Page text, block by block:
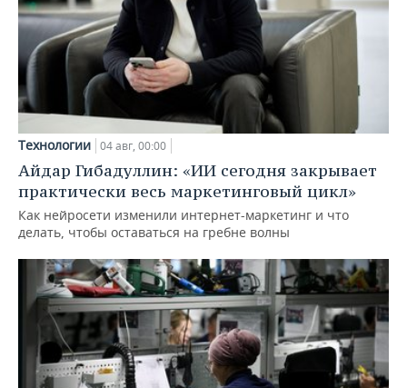
Технологии 04 авг, 00:00
Айдар Гибадуллин: «ИИ сегодня закрывает
практически весь маркетинговый цикл»
Как нейросети изменили интернет-маркетинг и что
делать, чтобы оставаться на гребне волны